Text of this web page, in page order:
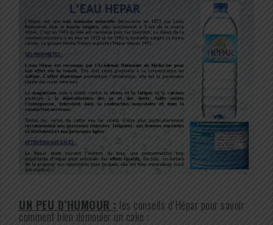
UN PEU D’HUMOUR : les conseils d’Hépar pour savoir
comment bien démouler un cake :